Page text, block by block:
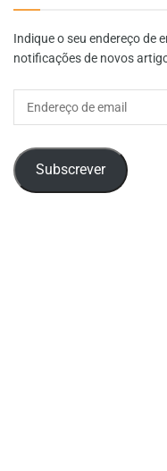
Indique o seu endereço de
notificações de novos
Endereço
Subscrever